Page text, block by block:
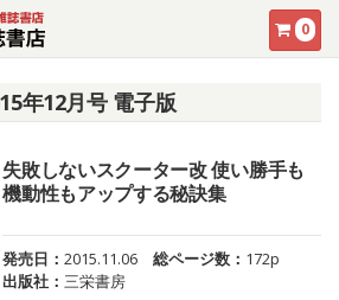
0
年12月号 電子版
失敗しないスクーター改 使い勝手も
機動性もアップする秘訣集
発売日：2015.11.06 総ページ数： 172p
出版社：三栄書房